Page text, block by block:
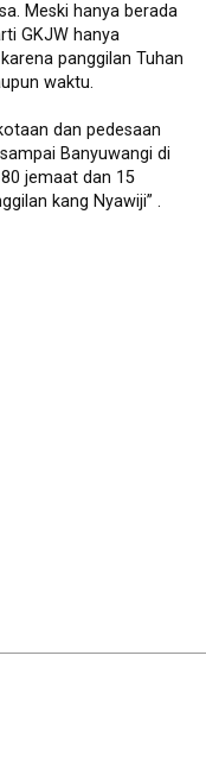
Meski hanya berada
GKJW hanya
panggilan Tuhan
waktu.
dan pedesaan
Banyuwangi di
jemaat dan 15
kang Nyawiji” .